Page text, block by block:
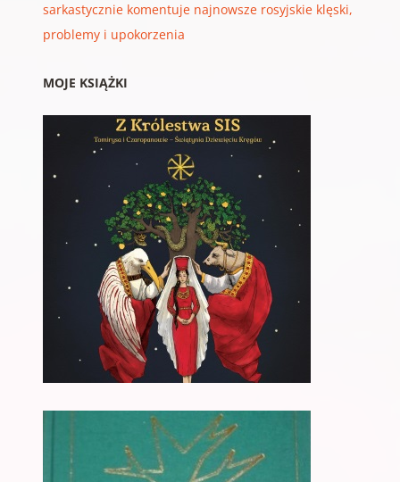
sarkastycznie komentuje najnowsze rosyjskie klęski,
problemy i upokorzenia
MOJE KSIĄŻKI